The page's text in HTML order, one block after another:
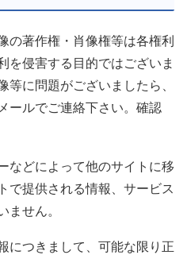
の著作権・肖像権等は各権利
を侵害する目的ではございま
等に問題がございましたら、
ールでご連絡下さい。確認
などによって他のサイトに移
で提供される情報、サービス
ません。
につきまして、可能な限り正